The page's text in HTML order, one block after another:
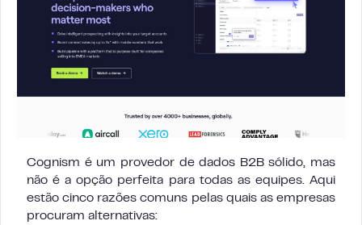
Cognism é um provedor de dados B2B sólido, mas
não é a opção perfeita para todas as equipes. Aqui
estão cinco razões comuns pelas quais as empresas
procuram alternativas: